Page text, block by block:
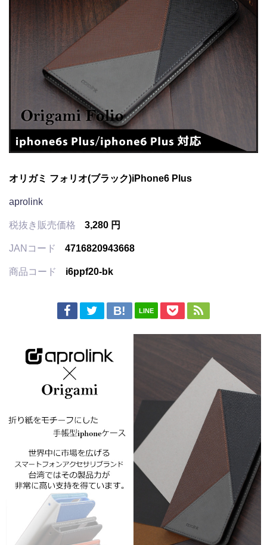
オリガミ フォリオ(ブラック)iPhone6 Plus
aprolink
税抜き販売価格 3,280 円
JANコード 4716820943668
商品コード i6ppf20-bk
LINE